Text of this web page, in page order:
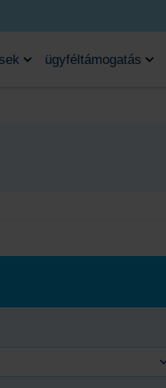
ügyféltámogatás